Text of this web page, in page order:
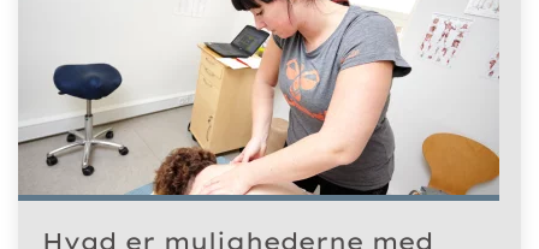
Hvad er mulighederne med